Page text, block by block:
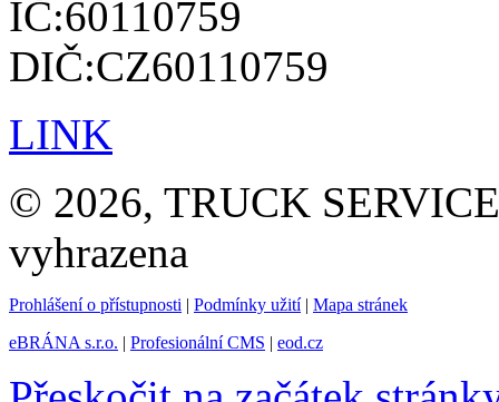
IČ:60110759
DIČ:CZ60110759
LINK
© 2026, TRUCK
vyhrazena
Prohlášení o přístupnosti | Podmínky užití| Mapa stránek
eBRÁNA s.r.o. | Profesionální CMS | eod.cz